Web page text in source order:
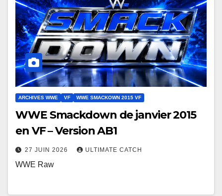
ARCHIVES WWE VF WWE SMACKOWN 2015 VF
WWE Smackdown de janvier 2015
en VF – Version AB1
27 JUIN 2026 ULTIMATE CATCH
WWE Raw